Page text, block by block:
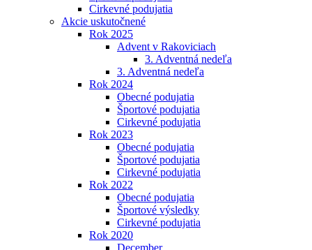
Cirkevné podujatia
Akcie uskutočnené
Rok 2025
Advent v Rakoviciach
3. Adventná nedeľa
3. Adventná nedeľa
Rok 2024
Obecné podujatia
Športové podujatia
Cirkevné podujatia
Rok 2023
Obecné podujatia
Športové podujatia
Cirkevné podujatia
Rok 2022
Obecné podujatia
Športové výsledky
Cirkevné podujatia
Rok 2020
December